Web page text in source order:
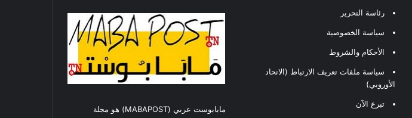
رئاسة التحرير
سياسة الخصوصية
الأحكام والشروط
سياسة ملفات تعريف الارتباط (الاتحاد
الأوروبي)
تبرع الآن
مابابوست عربي (MABAPOST) هو مجلة